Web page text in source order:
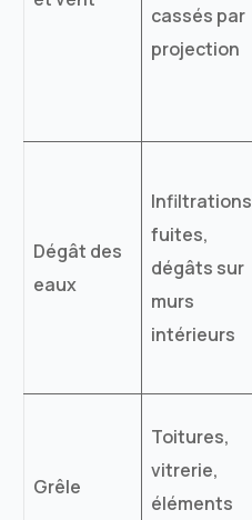
cassés par
projection
Dégât des
eaux
fuites,
dégâts sur
murs
intérieurs
Grêle
Toitures,
vitrerie,
éléments